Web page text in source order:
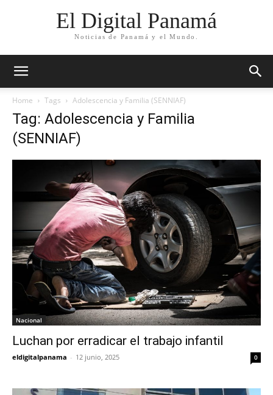
El Digital Panamá
Noticias de Panamá y el Mundo.
Home Tags Adolescencia y Familia (SENNIAF)
Tag: Adolescencia y Familia
(SENNIAF)
Nacional
Luchan por erradicar el trabajo infantil
eldigitalpanama - 12 junio, 2025 0